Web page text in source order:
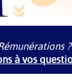
à vos